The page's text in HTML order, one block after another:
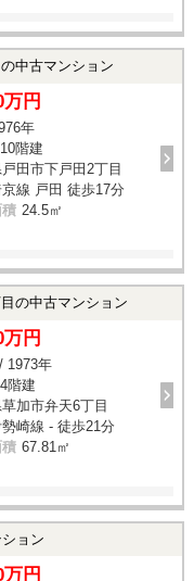
中古マンション
円
年
階建
田市下戸田2丁目
京線 戸田 徒歩17分
24.5㎡
の中古マンション
円
1973年
階建
加市弁天6丁目
崎線 - 徒歩21分
67.81㎡
ョン
円